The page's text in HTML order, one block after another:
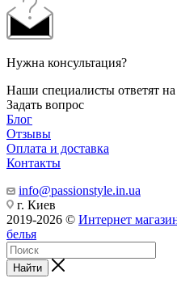
Нужна консультация?
Наши специалисты ответят
Задать вопрос
Блог
Отзывы
Оплата и доставка
Контакты
info@passionstyle.in.ua
г. Киев
2019-2026 © Интернет
белья
Найти